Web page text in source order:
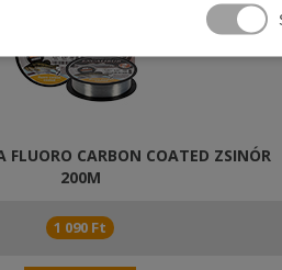
FLUORO CARBON COATED ZSINÓR
200M
1 090 Ft